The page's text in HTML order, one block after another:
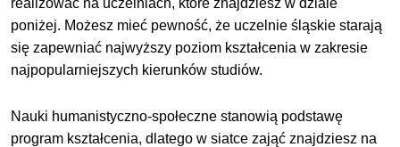
realizować na uczelniach, które znajdziesz w dziale
poniżej. Możesz mieć pewność, że uczelnie śląskie starają
się zapewniać najwyższy poziom kształcenia w zakresie
najpopularniejszych kierunków studiów.
Nauki humanistyczno-społeczne stanowią podstawę
program kształcenia, dlatego w siatce zająć znajdziesz na